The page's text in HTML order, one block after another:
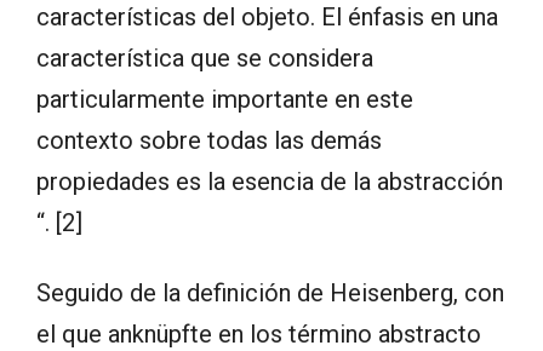
características del objeto. El énfasis en una
característica que se considera
particularmente importante en este
contexto sobre todas las demás
propiedades es la esencia de la abstracción
“. [2]
Seguido de la definición de Heisenberg, con
el que anknüpfte en los término abstracto